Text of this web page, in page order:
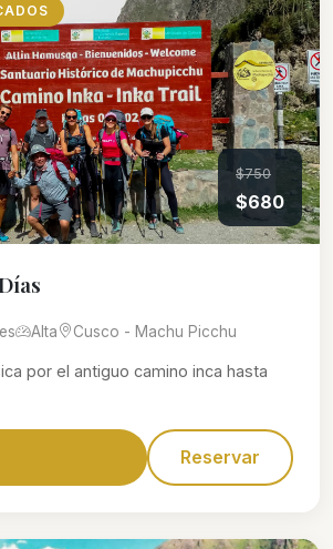
$750
$680
Alta Cusco - Machu Picchu
por el antiguo camino inca hasta
Reservar